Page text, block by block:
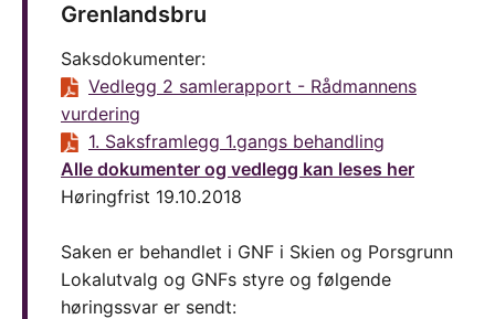
Grenlandsbru
Saksdokumenter:
Vedlegg 2 samlerapport - Rådmannens
vurdering
1. Saksframlegg 1.gangs behandling
Alle dokumenter og vedlegg kan leses her
Høringfrist 19.10.2018
Saken er behandlet i GNF i Skien og Porsgrunn
Lokalutvalg og GNFs styre og følgende
høringssvar er sendt: